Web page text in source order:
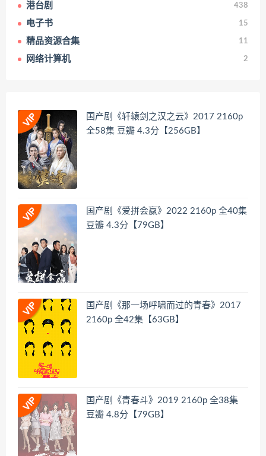
港台剧 438
电子书 15
精品资源合集 11
网络计算机 2
国产剧《轩辕剑之汉之云》2017 2160p
全58集 豆瓣 4.3分【256GB】
国产剧《爱拼会赢》2022 2160p 全40集
豆瓣 4.3分【79GB】
国产剧《那一场呼啸而过的青春》2017
2160p 全42集【63GB】
国产剧《青春斗》2019 2160p 全38集
豆瓣 4.8分【79GB】